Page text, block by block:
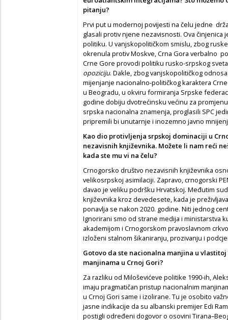
pitanju?
Prvi put u modernoj povijesti na čelu jedne
glasali protiv njene nezavisnosti. Ova
politiku. U vanjskopolitičkom smislu, zbog
okrenula protiv Moskve, Crna Gora verbalno
Crne Gore provodi politiku rusko-srpskog
opoziciju. Dakle, zbog vanjskopolitičkog
mijenjanje nacionalno-političkog karaktera
u Beogradu, u okviru formiranja Srpske
godine dobiju dvotrećinsku većinu za
srpska nacionalna znamenja, proglasili SPC
pripremili bi unutarnje i inozemno javno
Kao dio protivljenja srpskoj dominaciji u
nezavisnih književnika. Možete li nam reći
kada ste mu vi na čelu?
Crnogorsko društvo nezavisnih književnika
velikosrpskoj asimilaciji. Zapravo, crnogorski
davao je veliku podršku Hrvatskoj. Međutim
književnika kroz devedesete, kada je
ponavlja se nakon 2020. godine. Niti jednog
Ignorirani smo od strane medija i ministarstva
akademijom i Crnogorskom pravoslavnom
izloženi stalnom šikaniranju, prozivanju i
Gotovo da ste nacionalna manjina u
manjinama u Crnoj Gori?
Za razliku od Miloševićeve politike 1990-ih,
imaju pragmatičan pristup nacionalnim
u Crnoj Gori same i izolirane. Tu je osobito
jasne indikacije da su albanski premijer Edi
postigli određeni dogovor o osovini